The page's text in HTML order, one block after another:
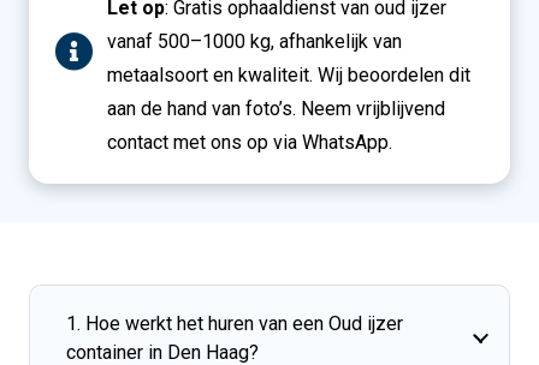
Let op: Gratis ophaaldienst van oud ijzer
vanaf 500–1000 kg, afhankelijk van
metaalsoort en kwaliteit. Wij beoordelen dit
aan de hand van foto’s. Neem vrijblijvend
contact met ons op via WhatsApp.
1. Hoe werkt het huren van een Oud ijzer
container in Den Haag?